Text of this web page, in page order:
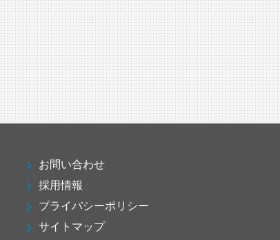
お問い合わせ
採用情報
プライバシーポリシー
サイトマップ